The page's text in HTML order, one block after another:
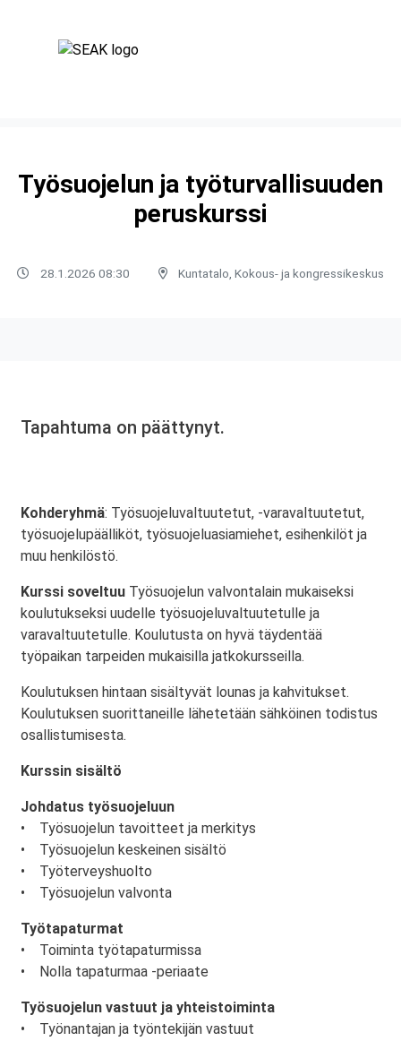
Työsuojelun ja työturvallisuuden
peruskurssi
28.1.2026 08:30 Kuntatalo, Kokous- ja kongressikeskus
Tapahtuma on päättynyt.
Kohderyhmä: Työsuojeluvaltuutetut, -varavaltuutetut,
työsuojelupäälliköt, työsuojeluasiamiehet, esihenkilöt ja
muu henkilöstö.
Kurssi soveltuu Työsuojelun valvontalain mukaiseksi
koulutukseksi uudelle työsuojeluvaltuutetulle ja
varavaltuutetulle. Koulutusta on hyvä täydentää
työpaikan tarpeiden mukaisilla jatkokursseilla.
Koulutuksen hintaan sisältyvät lounas ja kahvitukset.
Koulutuksen suorittaneille lähetetään sähköinen todistus
osallistumisesta.
Kurssin sisältö
Johdatus työsuojeluun
• Työsuojelun tavoitteet ja merkitys
• Työsuojelun keskeinen sisältö
• Työterveyshuolto
• Työsuojelun valvonta
Työtapaturmat
• Toiminta työtapaturmissa
• Nolla tapaturmaa -periaate
Työsuojelun vastuut ja yhteistoiminta
• Työnantajan ja työntekijän vastuut